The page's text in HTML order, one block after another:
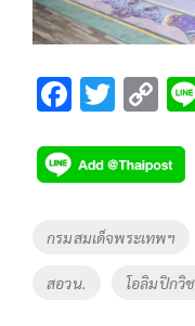
F
e
b
o
k
T
tt
er
C
p
y
Li
n
k
Tags
กรมสมเด็จพระเทพฯ
สอวน. โอลิมปิกวิ